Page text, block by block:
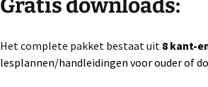
Gratis downloads:
Het complete pakket bestaat uit 8 kant-
lesplannen/handleidingen voor ouder of